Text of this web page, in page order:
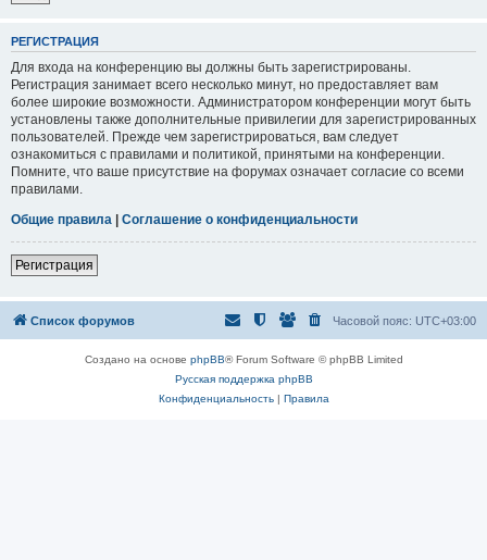
РЕГИСТРАЦИЯ
Для входа на конференцию вы должны быть зарегистрированы.
Регистрация занимает всего несколько минут, но предоставляет вам
более широкие возможности. Администратором конференции могут быть
установлены также дополнительные привилегии для зарегистрированных
пользователей. Прежде чем зарегистрироваться, вам следует
ознакомиться с правилами и политикой, принятыми на конференции.
Помните, что ваше присутствие на форумах означает согласие со всеми
правилами.
Общие правила | Соглашение о конфиденциальности
Регистрация
Список форумов Часовой пояс: UTC+03:00
Создано на основе phpBB® Forum Software © phpBB Limited
Русская поддержка phpBB
Конфиденциальность| Правила